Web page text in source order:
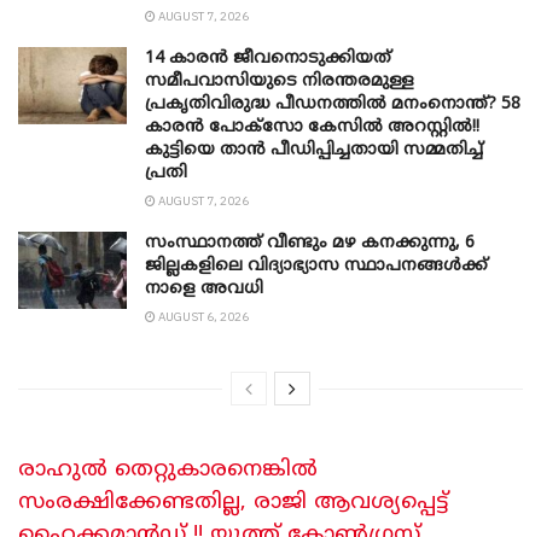
AUGUST 7, 2026
14 കാരൻ ജീവനൊടുക്കിയത്
സമീപവാസിയുടെ നിരന്തരമുള്ള
പ്രകൃതിവിരുദ്ധ പീഡനത്തിൽ മനംനൊന്ത്? 58
കാരൻ പോക്സോ കേസിൽ അറസ്റ്റിൽ!!
കുട്ടിയെ താൻ പീഡിപ്പിച്ചതായി സമ്മതിച്ച്
പ്രതി
AUGUST 7, 2026
സംസ്ഥാനത്ത് വീണ്ടും മഴ കനക്കുന്നു, 6
ജില്ലകളിലെ വിദ്യാഭ്യാസ സ്ഥാപനങ്ങൾക്ക്
നാളെ അവധി
AUGUST 6, 2026
രാഹുൽ തെറ്റുകാരനെങ്കിൽ
സംരക്ഷിക്കേണ്ടതില്ല, രാജി ആവശ്യപ്പെട്ട്